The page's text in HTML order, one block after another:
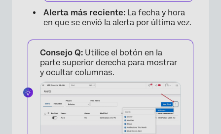
×
Alerta más reciente: La fecha y hora
en que se envió la alerta por última vez.
Consejo Q: Utilice el botón en la
parte superior derecha para mostrar
y ocultar columnas.